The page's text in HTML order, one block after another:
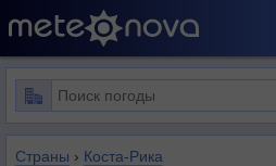
Страны › Коста-Рика